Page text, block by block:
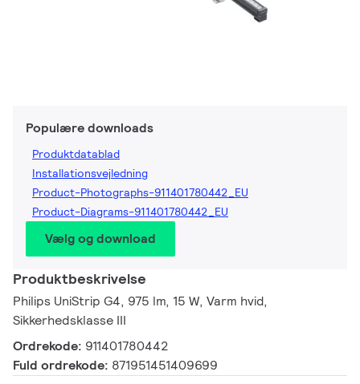
Populære downloads
Produktdatablad
Installationsvejledning
Product-Photographs-911401780442_EU
Product-Diagrams-911401780442_EU
Vælg og download
Produktbeskrivelse
Philips UniStrip G4, 975 lm, 15 W, Varm hvid,
Sikkerhedsklasse III
Ordrekode: 911401780442
Fuld ordrekode: 871951451409699